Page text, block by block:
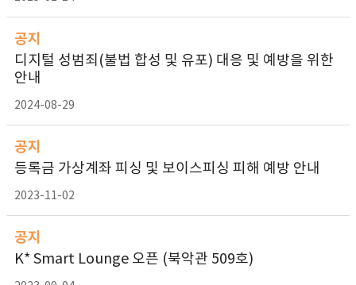
공지
디지털 성범죄(불법 합성 및 유포) 대응 및 예방을 위한
안내
2024-08-29
공지
등록금 가상계좌 피싱 및 보이스피싱 피해 예방 안내
2023-11-02
공지
K* Smart Lounge 오픈 (북악관 509호)